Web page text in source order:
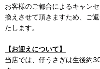
お客様のご都合によるキャン
換えさせて頂きますため、ご
たします。
【お迎えについて】
当店では、仔うさぎは生後約